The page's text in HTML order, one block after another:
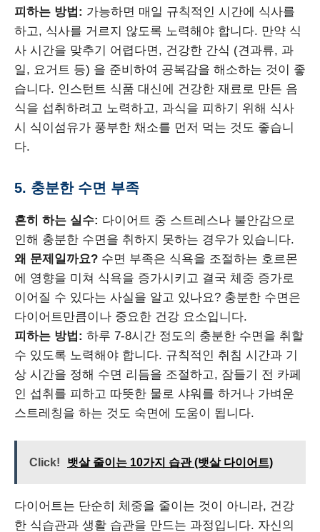
피하는 방법: 가능하면 매일 규칙적인 시간에 식사를
하고, 식사를 거르지 않도록 노력해야 합니다. 만약 식
사 시간을 맞추기 어렵다면, 건강한 간식 (견과류, 과
일, 요거트 등) 을 준비하여 공복감을 해소하는 것이 좋
습니다. 인스턴트 식품 대신에 건강한 재료로 만든 음
식을 섭취하려고 노력하고, 과식을 피하기 위해 식사
시 식이섬유가 풍부한 채소를 먼저 먹는 것도 좋습니
다.
5. 충분한 수면 부족
흔히 하는 실수: 다이어트 중 스트레스나 불안감으로
인해 충분한 수면을 취하지 못하는 경우가 있습니다.
왜 문제일까요? 수면 부족은 식욕을 조절하는 호르몬
에 영향을 미쳐 식욕을 증가시키고 결국 체중 증가로
이어질 수 있다는 사실을 알고 있나요? 충분한 수면은
다이어트만큼이나 중요한 건강 요소입니다.
피하는 방법: 하루 7-8시간 정도의 충분한 수면을 취할
수 있도록 노력해야 합니다. 규칙적인 취침 시간과 기
상 시간을 정해 수면 리듬을 조절하고, 잠들기 전 카페
인 섭취를 피하고 따뜻한 물로 샤워를 하거나 가벼운
스트레칭을 하는 것도 숙면에 도움이 됩니다.
Click! 뱃살 줄이는 10가지 습관 (뱃살 다이어트)
다이어트는 단순히 체중을 줄이는 것이 아니라, 건강
한 식습관과 생활 습관을 만드는 과정입니다. 자신의